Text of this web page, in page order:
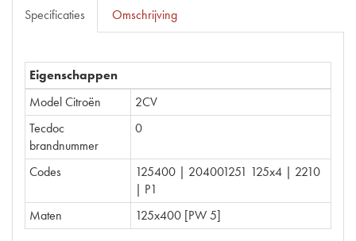
Specificaties Omschrijving
Eigenschappen
Model Citroën
2CV
Tecdoc
brandnummer
0
Codes
125400 | 204001251 125x4 | 2210
| P1
Maten
125x400 [PW 5]